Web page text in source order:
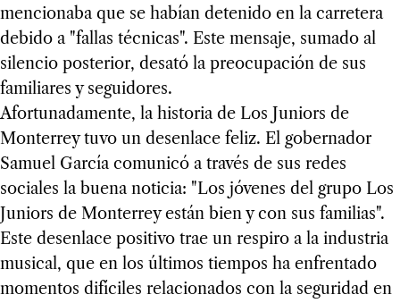
mencionaba que se habían detenido en la carretera
debido a "fallas técnicas". Este mensaje, sumado al
silencio posterior, desató la preocupación de sus
familiares y seguidores.
Afortunadamente, la historia de Los Juniors de
Monterrey tuvo un desenlace feliz. El gobernador
Samuel García comunicó a través de sus redes
sociales la buena noticia: "Los jóvenes del grupo Los
Juniors de Monterrey están bien y con sus familias".
Este desenlace positivo trae un respiro a la industria
musical, que en los últimos tiempos ha enfrentado
momentos difíciles relacionados con la seguridad en